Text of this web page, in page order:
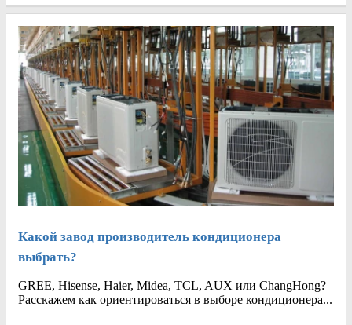
Какой завод производитель кондиционера
выбрать?
GREE, Hisense, Haier, Midea, TCL, AUX или ChangHong?
Расскажем как ориентироваться в выборе кондиционера...